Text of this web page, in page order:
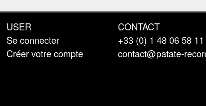
USER
Se connecter
Créer votre compte
CONTACT
+33 (0) 1 48 06 58 11
contact@patate-